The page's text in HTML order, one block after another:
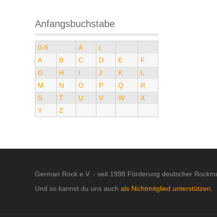
Anfangsbuchstabe
0-9 Ä
(
A
B C D E
F
G
H I J K
L
M
N O P Q
R
S
T U V W
X
Y
Z
German Rock e.V. - seit 1998 Förderung deutscher
Und so kannst du uns auch als Nichtmitglied unterstützen.